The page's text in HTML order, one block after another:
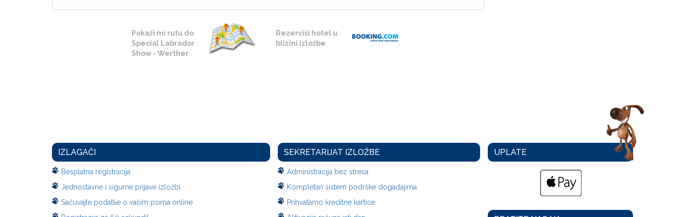
Pokaži mi rutu do
Special Labrador
Show - Werther
Rezerviši hotel u
blizini izložbe
IZLAGAČI
Besplatna registracija
Jednostavne i sigurne prijave izložbi.
Sačuvajte podatke o vašim psima online
SEKRETARIJAT IZLOŽBE
Administracija bez stresa
Kompletan sistem podrške događajima
Prihvatamo kreditne kartice
UPLATE